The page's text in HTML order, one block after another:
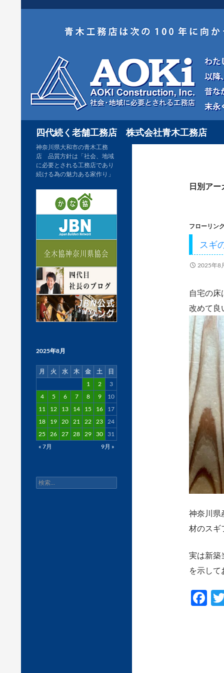
四代続く老舗工務店 株式会社青木工務店
日別アー
フローリン
スギ
2025年8
自宅の
改めて良
神奈川県
材のスギ
実は新築
を示し
F
神奈川県大和市の青木工務
店 品質方針は「社会、地域
に必要とされる工務店であり
続ける為の魅力ある家作り」
2025年8月
月 火 水 木 金 土
日
1
2
3
4
5 6 7 8 9
10
11
12 13 14 15 16
17
18
19 20 21 22 23
24
25
26 27 28 29 30
31
« 7月
9月 »
検
索: